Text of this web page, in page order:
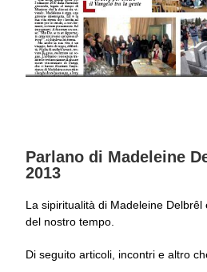
Parlano di Madeleine
2013
La sipiritualità di Madeleine Delbrêl
del nostro tempo.
Di seguito articoli, incontri e altro